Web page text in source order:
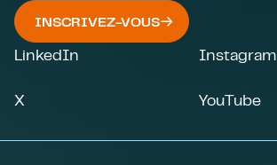
INSCRIVEZ-VOUS
LinkedIn Instagram
X YouTube